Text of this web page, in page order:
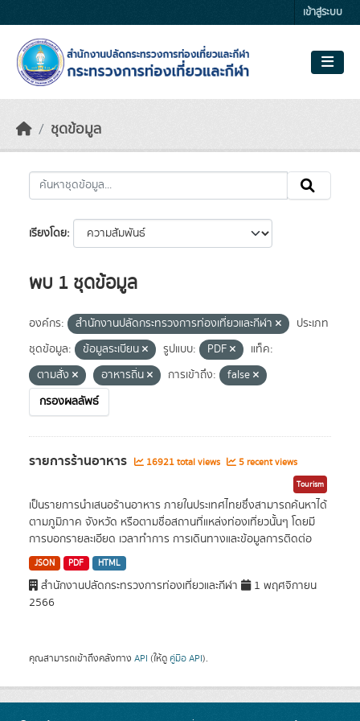
เข้าสู่ระบบ
ชุดข้อมูล
เรียงโดย
พบ 1 ชุดข้อมูล
องค์กร: สำนักงานปลัดกระทรวงการท่องเที่ยวและกีฬา
ประเภท
ชุดข้อมูล:
ข้อมูลระเบียน รูปแบบ: PDF
แท็ค:
ตามสั่ง
อาหารถิ่น การเข้าถึง:
false
กรองผลลัพธ์
รายการร้านอาหาร 16921 total views 5 recent views
Tourism
เป็นรายการนำเสนอร้านอาหาร ภายในประเทศไทยซึ่งสามารถค้นหาได้
ตามภูมิภาค จังหวัด หรือตามชื่อสถานที่แหล่งท่องเที่ยวนั้นๆ โดยมี
การบอกรายละเอียด เวลาทำการ การเดินทางและข้อมูลการติดต่อ
JSON PDF HTML
สำนักงานปลัดกระทรวงการท่องเที่ยวและกีฬา
1 พฤศจิกายน
2566
คุณสามารถเข้าถึงคลังทาง API (ให้ดู คู่มือ API).